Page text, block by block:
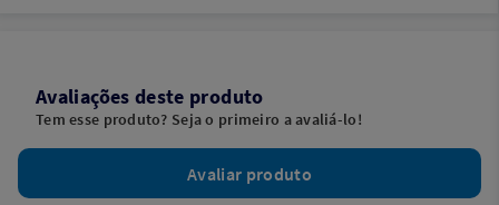
Avaliações deste produto
Tem esse produto? Seja o primeiro a avaliá-lo!
Avaliar produto